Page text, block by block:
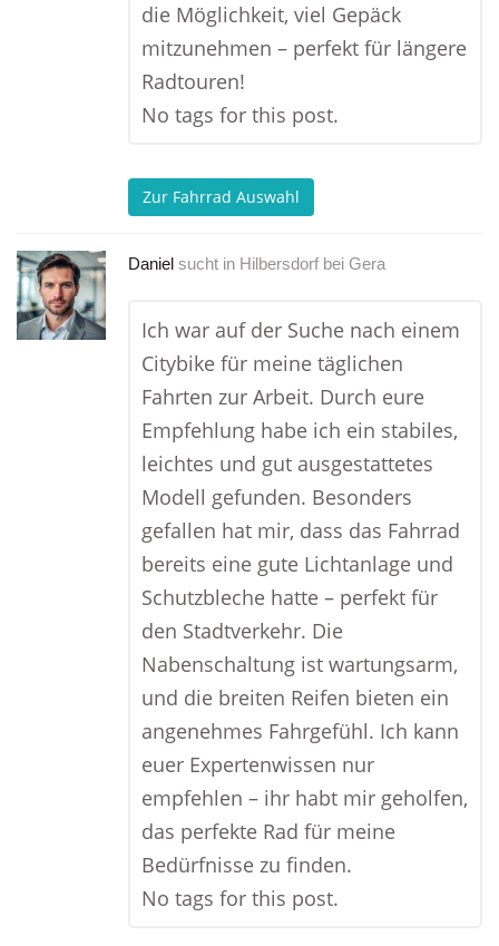
die Möglichkeit, viel Gepäck
mitzunehmen – perfekt für längere
Radtouren!
No tags for this post.
Zur Fahrrad Auswahl
Daniel sucht in Hilbersdorf bei Gera
Ich war auf der Suche nach einem
Citybike für meine täglichen
Fahrten zur Arbeit. Durch eure
Empfehlung habe ich ein stabiles,
leichtes und gut ausgestattetes
Modell gefunden. Besonders
gefallen hat mir, dass das Fahrrad
bereits eine gute Lichtanlage und
Schutzbleche hatte – perfekt für
den Stadtverkehr. Die
Nabenschaltung ist wartungsarm,
und die breiten Reifen bieten ein
angenehmes Fahrgefühl. Ich kann
euer Expertenwissen nur
empfehlen – ihr habt mir geholfen,
das perfekte Rad für meine
Bedürfnisse zu finden.
No tags for this post.